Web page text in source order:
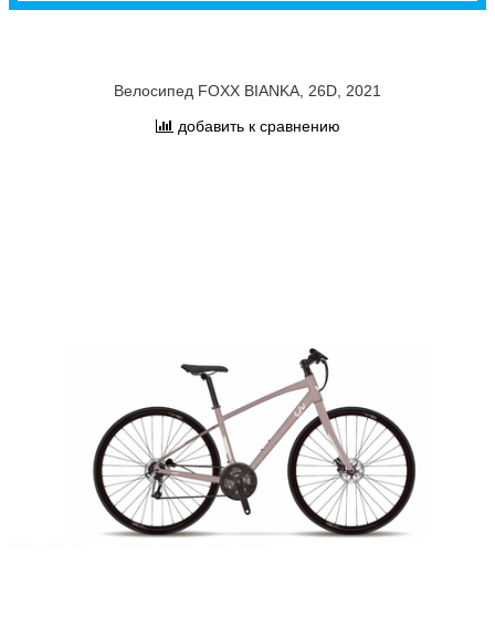
Велосипед FOXX BIANKA, 26D, 2021
добавить к сравнению